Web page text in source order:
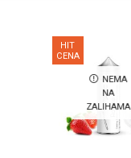
HIT
CENA
NEMA
NA
ZALIHAMA